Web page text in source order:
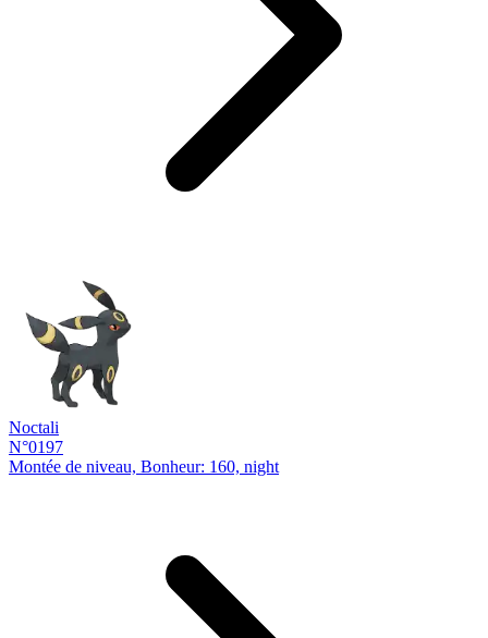
Noctali
N°0197
Montée de niveau, Bonheur: 160, night